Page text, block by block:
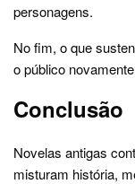
personagens.
No fim, o que
o público
Conclusão
Novelas antigas
misturam história,